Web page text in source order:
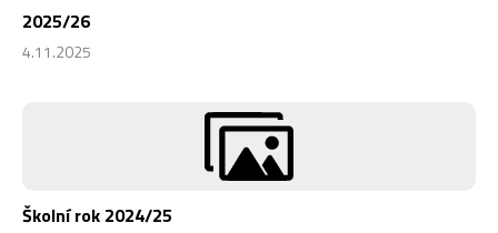
2025/26
4.11.2025
Školní rok 2024/25